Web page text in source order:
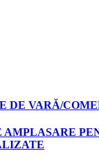
DE VARĂ/
AMPLASARE